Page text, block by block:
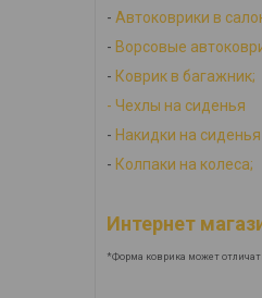
- Автоковрики в
- Ворсовые
- Коврик в багажник;
- Чехлы на сиденья
- Накидки на
- Колпаки на колеса;
Интернет
*Форма коврика может